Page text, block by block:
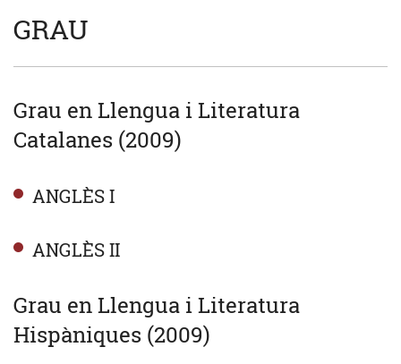
GRAU
Grau en Llengua i Literatura
Catalanes (2009)
ANGLÈS I
ANGLÈS II
Grau en Llengua i Literatura
Hispàniques (2009)